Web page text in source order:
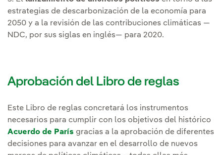
estrategias de descarbonización de la economía para
2050 y a la revisión de las contribuciones climáticas —
NDC, por sus siglas en inglés— para 2020.
Aprobación del Libro de reglas
Este Libro de reglas concretará los instrumentos
necesarios para cumplir con los objetivos del histórico
Acuerdo de París gracias a la aprobación de diferentes
decisiones para avanzar en el desarrollo de nuevos